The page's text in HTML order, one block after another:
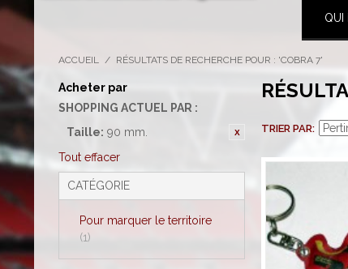
QUI
ACCUEIL / RÉSULTATS DE RECHERCHE POUR : 'COBRA 7'
Acheter par
SHOPPING ACTUEL PAR :
Taille: 90 mm.
Tout effacer
CATÉGORIE
Pour marquer le territoire
(1)
TRIER PAR